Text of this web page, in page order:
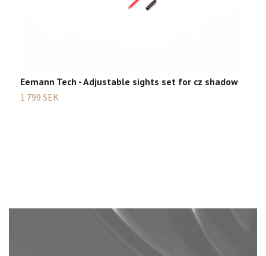
Eemann Tech - Adjustable sights set for cz shadow
1 799 SEK